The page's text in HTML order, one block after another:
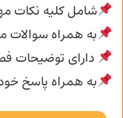
شامل کلیه نکات
به همراه سوالات
دارای توضیحات
به همراه پاسخ